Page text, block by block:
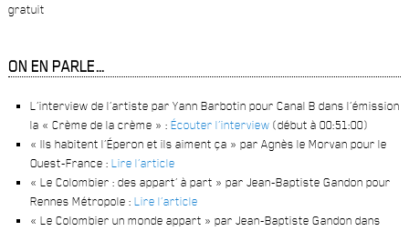
gratuit
ON EN PARLE…
L’interview de l’artiste par Yann Barbotin pour Canal B dans l’émission
la « Crème de la crème » :Écouter l’interview (début à 00:51:00)
« Ils habitent l’Éperon et ils aiment ça » par Agnès le Morvan pour le
Ouest-France :Lire l’article
« Le Colombier : des appart’ à part » par Jean-Baptiste Gandon pour
Rennes Métropole :Lire l’article
« Le Colombier un monde appart » par Jean-Baptiste Gandon dans